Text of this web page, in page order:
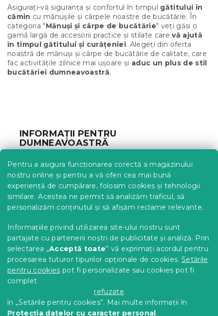
Pentru a asigura funcționarea corectă a magazinului
nostru online și pentru a vă oferi cea mai bună
experiență de cumpărare, folosim cookies și tehnologii
similare. Acestea ne permit să analizăm traficul, să
personalizăm conținutul și să afișăm reclame relevante.
Informațiile privind utilizarea site-ului nostru sunt
partajate cu partenerii noștri de publicitate și analiză. Prin
selectarea „Acceptă toate” vă exprimați acordul pentru
procesarea tuturor tipurilor opționale de cookies. Setările
pentru cookies pot fi personalizate sau cookies pot fi
complet
refuzate
în „Setările pentru cookies”. Mai multe informații în
Protecția datelor cu caracter personal.
n
t
r
o
l
u
l
l
l
o
Asigurați-vă siguranța și confortul în timpul gătitului în
cămin cu mănușile și cârpele noastre de bucătărie. În
categoria "Mănuși și cârpe de bucătărie" veți găsi o
gamă largă de accesorii practice și stilate carevă ajută
în timpul gătitului și curățeniei. Alegeți din oferta
noastră de mănuși și cârpe de bucătărie de calitate, care
fac activitățile zilnice mai ușoare și aduc un plus de stil
bucătăriei dumneavoastră.
o
INFORMAȚII PENTRU
DUMNEAVOASTRĂ
Urmărirea comenzii
Opțiuni de livrare
Metode de plată
Reclamații și retururi
Contact
Protecția datelor cu caracter personal
Achizitii SEAP
Tabel mărimi
Blog
Pentru parteneri